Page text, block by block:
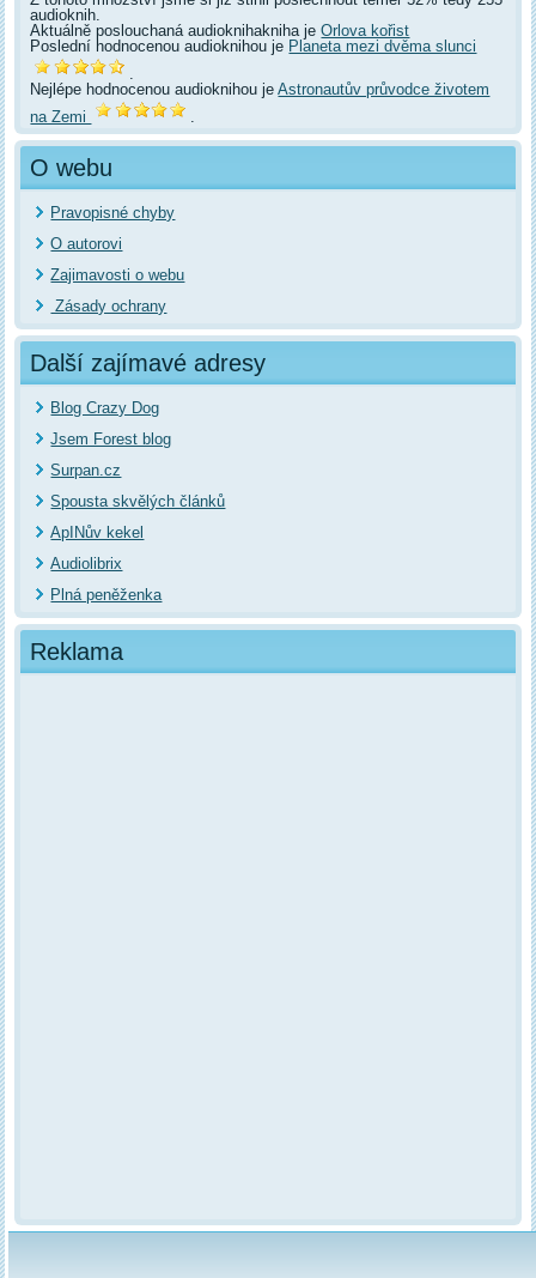
audioknih.
Aktuálně poslouchaná audioknihakniha jeOrlova kořist
Poslední hodnocenou audioknihou je Planeta mezi dvěma slunci
Nejlépe hodnocenou audioknihou jeAstronautův průvodce životem
na Zemi
O webu
Pravopisné chyby
O autorovi
Zajimavosti o webu
Zásady ochrany
Další zajímavé adresy
Blog Crazy Dog
Jsem Forest blog
Surpan.cz
Spousta skvělých článků
ApINův kekel
Audiolibrix
Plná peněženka
Reklama